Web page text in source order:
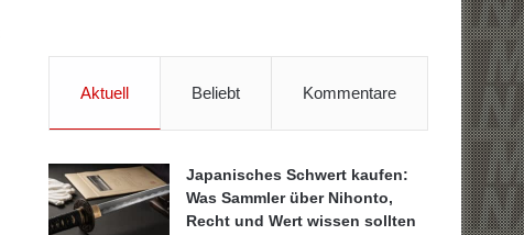
Aktuell Beliebt Kommentare
Japanisches Schwert kaufen:
Was Sammler über Nihonto,
Recht und Wert wissen sollten